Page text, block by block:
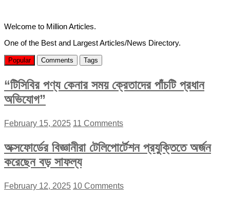
Welcome to Million Articles.
One of the Best and Largest Articles/News Directory.
Popular Comments Tags
“টিসিবির পণ্য কেনার সময় ক্রেতাদের পাঁচটি প্রধান
অভিযোগ”
February 15, 2025 11 Comments
অক্সফোর্ডের বিজ্ঞানীরা টেলিপোর্টেশন প্রযুক্তিতে অর্জন
করেছেন বড় সাফল্য
February 12, 2025 10 Comments